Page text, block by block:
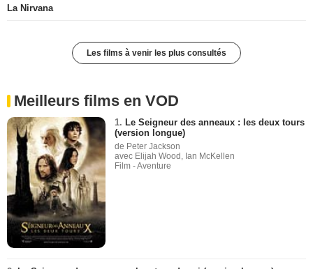
La Nirvana
Les films à venir les plus consultés
Meilleurs films en VOD
1. Le Seigneur des anneaux : les deux tours
(version longue)
de Peter Jackson
avec Elijah Wood, Ian McKellen
Film - Aventure